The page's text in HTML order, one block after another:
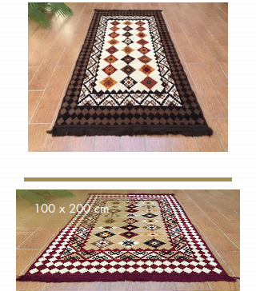
100 x 200 cm